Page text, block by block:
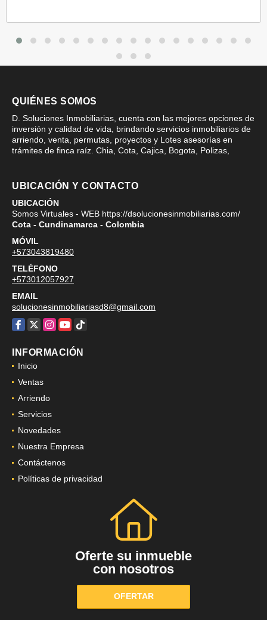
QUIÉNES SOMOS
D. Soluciones Inmobiliarias, cuenta con las mejores opciones de
inversión y calidad de vida, brindando servicios inmobiliarios de
arriendo, venta, permutas, proyectos y Lotes asesorías en
trámites de finca raíz. Chia, Cota, Cajica, Bogota, Polizas,
UBICACIÓN Y CONTACTO
UBICACIÓN
Somos Virtuales - WEB https://dsolucionesinmobiliarias.com/
Cota - Cundinamarca - Colombia
MÓVIL
+573043819480
TELÉFONO
+573012057927
EMAIL
solucionesinmobiliariasd8@gmail.com
Facebook
X Instagram
YouTube
TikTok
INFORMACIÓN
Inicio
Ventas
Arriendo
Servicios
Novedades
Nuestra Empresa
Contáctenos
Políticas de privacidad
Oferte su inmueble
con nosotros
OFERTAR